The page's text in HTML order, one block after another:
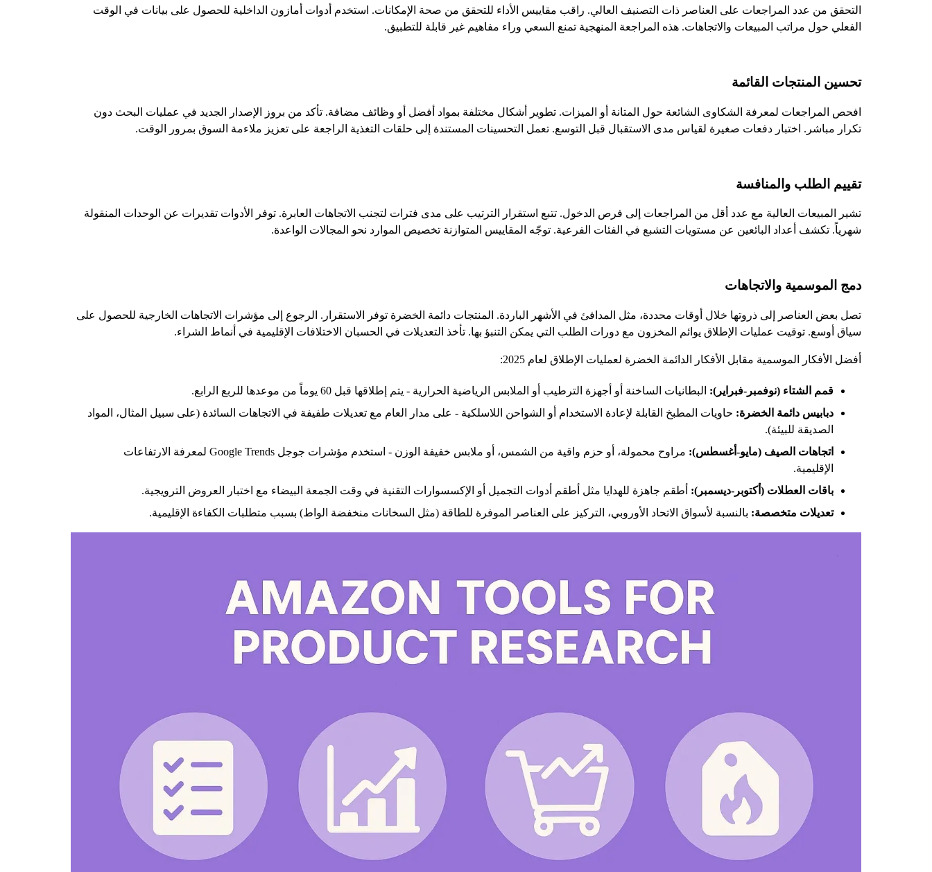
التحقق من عدد المراجعات على العناصر ذات التصنيف العالي. راقب مقاييس الأداء للتحقق من صحة الإمكانات. استخدم أدوات أمازون الداخلية للحصول على بيانات في الوقت
الفعلي حول مراتب المبيعات والاتجاهات. هذه المراجعة المنهجية تمنع السعي وراء مفاهيم غير قابلة للتطبيق.
تحسين المنتجات القائمة
افحص المراجعات لمعرفة الشكاوى الشائعة حول المتانة أو الميزات. تطوير أشكال مختلفة بمواد أفضل أو وظائف مضافة. تأكد من بروز الإصدار الجديد في عمليات البحث دون
تكرار مباشر. اختبار دفعات صغيرة لقياس مدى الاستقبال قبل التوسع. تعمل التحسينات المستندة إلى حلقات التغذية الراجعة على تعزيز ملاءمة السوق بمرور الوقت.
تقييم الطلب والمنافسة
تشير المبيعات العالية مع عدد أقل من المراجعات إلى فرص الدخول. تتبع استقرار الترتيب على مدى فترات لتجنب الاتجاهات العابرة. توفر الأدوات تقديرات عن الوحدات المنقولة
شهرياً. تكشف أعداد البائعين عن مستويات التشبع في الفئات الفرعية. توجّه المقاييس المتوازنة تخصيص الموارد نحو المجالات الواعدة.
دمج الموسمية والاتجاهات
تصل بعض العناصر إلى ذروتها خلال أوقات محددة، مثل المدافئ في الأشهر الباردة. المنتجات دائمة الخضرة توفر الاستقرار. الرجوع إلى مؤشرات الاتجاهات الخارجية للحصول على
سياق أوسع. توقيت عمليات الإطلاق يوائم المخزون مع دورات الطلب التي يمكن التنبؤ بها. تأخذ التعديلات في الحسبان الاختلافات الإقليمية في أنماط الشراء.
أفضل الأفكار الموسمية مقابل الأفكار الدائمة الخضرة لعمليات الإطلاق لعام 2025:
قمم الشتاء (نوفمبر-فبراير): البطانيات الساخنة أو أجهزة الترطيب أو الملابس الرياضية الحرارية - يتم إطلاقها قبل 60 يوماً من موعدها للربع الرابع.
دبابيس دائمة الخضرة: حاويات المطبخ القابلة لإعادة الاستخدام أو الشواحن اللاسلكية - على مدار العام مع تعديلات طفيفة في الاتجاهات السائدة (على سبيل المثال، المواد
الصديقة للبيئة).
اتجاهات الصيف (مايو-أغسطس):
مراوح محمولة، أو حزم واقية من الشمس، أو ملابس خفيفة الوزن - استخدم مؤشرات جوجل Google Trends لمعرفة الارتفاعات
الإقليمية.
باقات العطلات (أكتوبر-ديسمبر): أطقم جاهزة للهدايا مثل أطقم أدوات التجميل أو الإكسسوارات التقنية في وقت الجمعة البيضاء مع اختبار العروض الترويجية.
تعديلات متخصصة: بالنسبة لأسواق الاتحاد الأوروبي، التركيز على العناصر الموفرة للطاقة (مثل السخانات منخفضة الواط) بسبب متطلبات الكفاءة الإقليمية.